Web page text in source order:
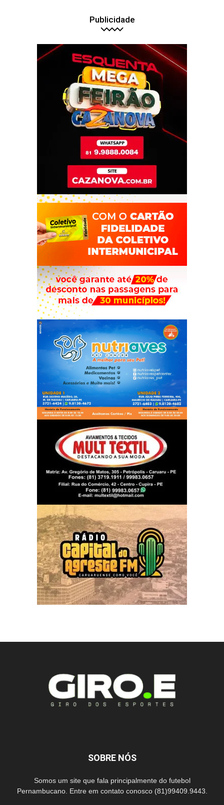
Publicidade
SOBRE NÓS
Somos um site que fala principalmente do futebol
Pernambucano. Entre em contato conosco (81)99409.9443.